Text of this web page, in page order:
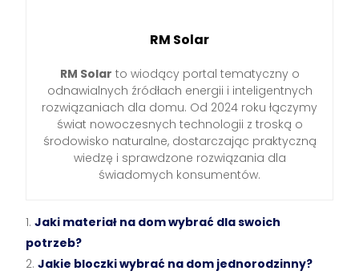
RM Solar
RM Solar to wiodący portal tematyczny o
odnawialnych źródłach energii i inteligentnych
rozwiązaniach dla domu. Od 2024 roku łączymy
świat nowoczesnych technologii z troską o
środowisko naturalne, dostarczając praktyczną
wiedzę i sprawdzone rozwiązania dla
świadomych konsumentów.
Jaki materiał na dom wybrać dla swoich
potrzeb?
Jakie bloczki wybrać na dom jednorodzinny?